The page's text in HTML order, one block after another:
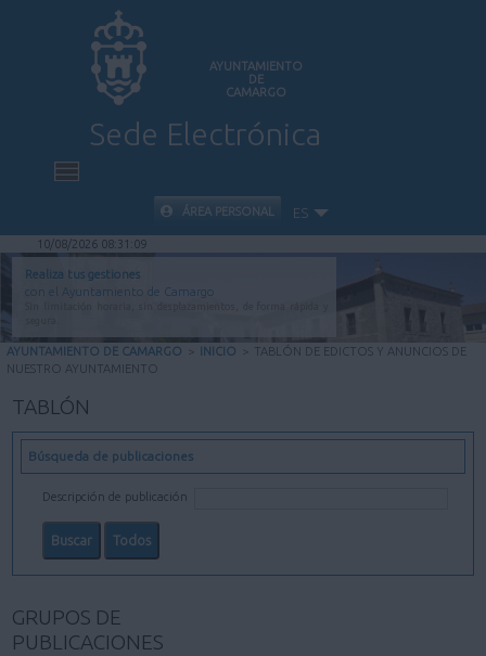
AYUNTAMIENTO
DE
CAMARGO
Sede Electrónica
INICIO
INFORMACIÓN PÚBLICA
CARPETA CIUDADANA
VALIDACIÓN DE DOCUMENTOS
AYUDA
ÁREA PERSONAL ES
10/08/2026 08:31:10
Realiza tus gestiones
con el Ayuntamiento de Camargo
AYUNTAMIENTO DE CAMARGO > INICIO > TABLÓN DE EDICTOS Y ANUNCIOS DE
NUESTRO AYUNTAMIENTO
TABLÓN
Búsqueda de publicaciones
Descripción de publicación
GRUPOS DE
PUBLICACIONES